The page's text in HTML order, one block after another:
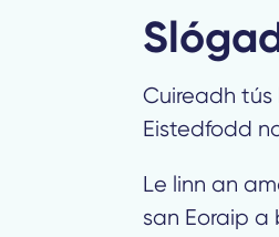
Cuireadh tús
Eistedfodd
Le linn an
san Eoraip a